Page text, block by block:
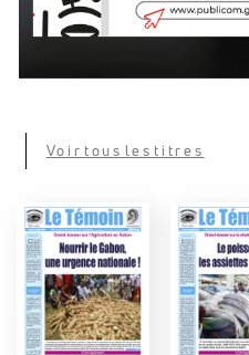
Voir tous les titres